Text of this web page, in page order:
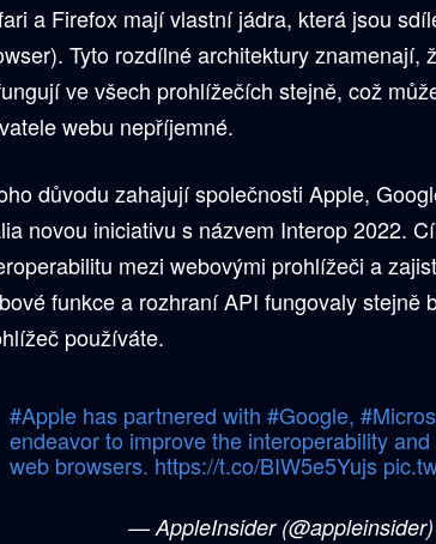
a Firefox mají vlastní jádra, která jsou
Tyto rozdílné architektury znamenají,
ve všech prohlížečích stejně, což
webu nepříjemné.
důvodu zahajují společnosti Apple,
novou iniciativu s názvem Interop 2022.
mezi webovými prohlížeči a
funkce a rozhraní API fungovaly stejně
používáte.
#Applehas partnered with #Google,
endeavor to improve the interoperability
web browsers.https://t.co/BIW5e5Yujs
— AppleInsider